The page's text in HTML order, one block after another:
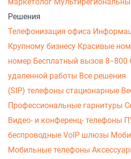
Решения
Телефонизация офиса
Крупному бизнесу Красивые
номер Бесплатный вызов 8−800
удаленной работы Все решения
(SIP) телефоны стационарные
Профессиональные гарнитуры
Видео- и конференц- телефоны
беспроводные VoIP шлюзы
Мобильные телефоны